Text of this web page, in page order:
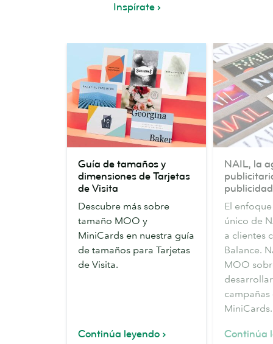
Inspírate
tamaños
dimensiones
Tarjetas
Visita
Guía de tamaños y
dimensiones de Tarjetas
de Visita
Descubre más sobre
tamaño MOO y
MiniCards en nuestra guía
de tamaños para Tarjetas
de Visita.
Continúa leyendo
agencia
publicitaria
que
“odia
publicidad”
NAIL, la
El
único de
a clientes
Balance.
MOO
campañas
MiniCards.
Continúa